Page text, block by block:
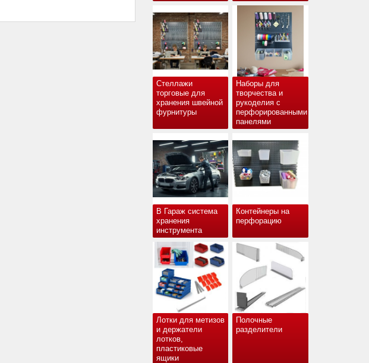
Стеллажи
торговые для
хранения швейной
фурнитуры
Наборы для
творчества и
рукоделия с
перфорированными
панелями
В Гараж система
хранения
инструмента
Контейнеры на
перфорацию
Лотки для метизов
и держатели
лотков,
пластиковые
ящики
Полочные
разделители